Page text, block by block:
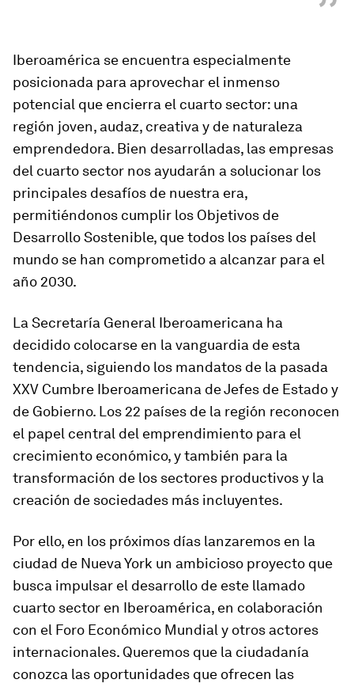
Iberoamérica se encuentra especialmente
posicionada para aprovechar el inmenso
potencial que encierra el cuarto sector: una
región joven, audaz, creativa y de naturaleza
emprendedora. Bien desarrolladas, las empresas
del cuarto sector nos ayudarán a solucionar los
principales desafíos de nuestra era,
permitiéndonos cumplir los Objetivos de
Desarrollo Sostenible, que todos los países del
mundo se han comprometido a alcanzar para el
año 2030.
La Secretaría General Iberoamericana ha
decidido colocarse en la vanguardia de esta
tendencia, siguiendo los mandatos de la pasada
XXV Cumbre Iberoamericana de Jefes de Estado y
de Gobierno. Los 22 países de la región reconocen
el papel central del emprendimiento para el
crecimiento económico, y también para la
transformación de los sectores productivos y la
creación de sociedades más incluyentes.
Por ello, en los próximos días lanzaremos en la
ciudad de Nueva York un ambicioso proyecto que
busca impulsar el desarrollo de este llamado
cuarto sector en Iberoamérica, en colaboración
con el Foro Económico Mundial y otros actores
internacionales. Queremos que la ciudadanía
conozca las oportunidades que ofrecen las